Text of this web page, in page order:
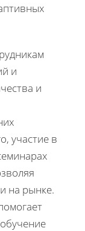
и
и
участие в
на рынке.